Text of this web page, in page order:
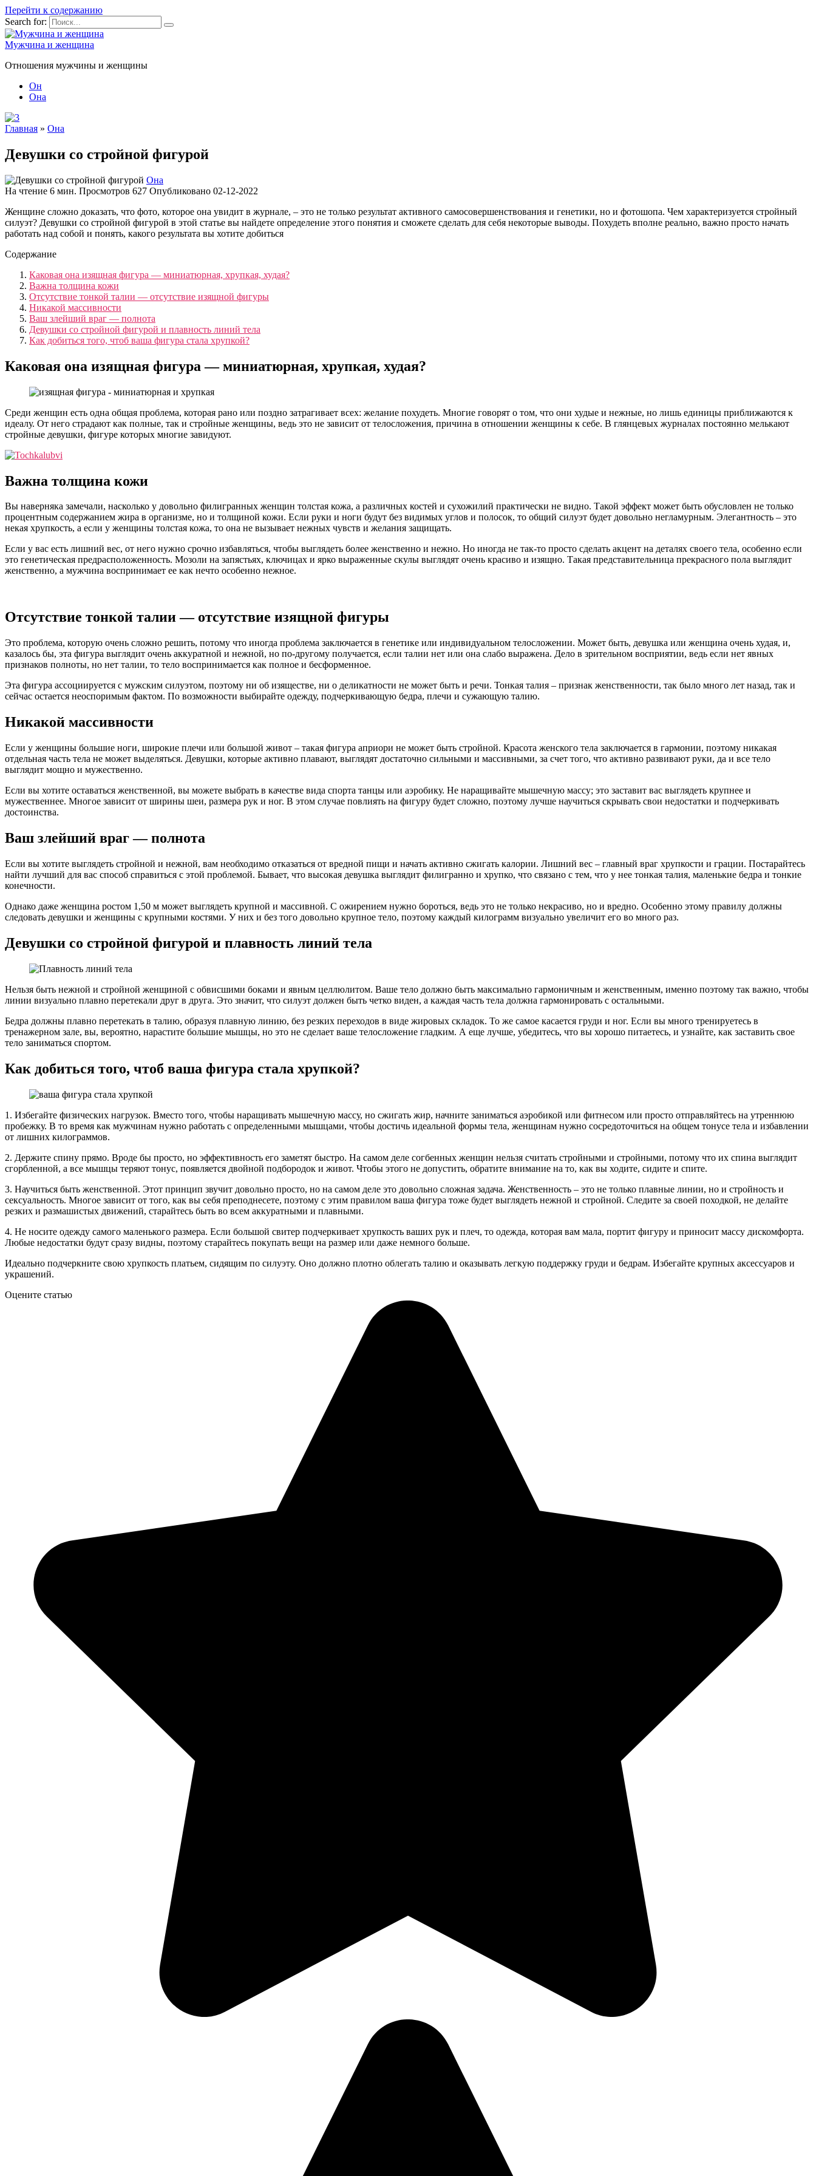
Перейти к содержанию
Search for:
Мужчина и женщина
Отношения мужчины и женщины
Он
Она
Главная » Она
Девушки со стройной фигурой
Она
На чтение 6 мин. Просмотров 627 Опубликовано 02-12-2022
Женщине сложно доказать, что фото, которое она увидит в журнале, – это не только результат активного самосовершенствования и генетики, но и фотошопа. Чем характеризуется стройный
силуэт? Девушки со стройной фигурой в этой статье вы найдете определение этого понятия и сможете сделать для себя некоторые выводы. Похудеть вполне реально, важно просто начать
работать над собой и понять, какого результата вы хотите добиться
Содержание
Каковая она изящная фигура — миниатюрная, хрупкая, худая?
Важна толщина кожи
Отсутствие тонкой талии — отсутствие изящной фигуры
Никакой массивности
Ваш злейший враг — полнота
Девушки со стройной фигурой и плавность линий тела
Как добиться того, чтоб ваша фигура стала хрупкой?
Каковая она изящная фигура — миниатюрная, хрупкая, худая?
Среди женщин есть одна общая проблема, которая рано или поздно затрагивает всех: желание похудеть. Многие говорят о том, что они худые и нежные, но лишь единицы приближаются к
идеалу. От него страдают как полные, так и стройные женщины, ведь это не зависит от телосложения, причина в отношении женщины к себе. В глянцевых журналах постоянно мелькают
стройные девушки, фигуре которых многие завидуют.
Важна толщина кожи
Вы наверняка замечали, насколько у довольно филигранных женщин толстая кожа, а различных костей и сухожилий практически не видно. Такой эффект может быть обусловлен не только
процентным содержанием жира в организме, но и толщиной кожи. Если руки и ноги будут без видимых углов и полосок, то общий силуэт будет довольно негламурным. Элегантность – это
некая хрупкость, а если у женщины толстая кожа, то она не вызывает нежных чувств и желания защищать.
Если у вас есть лишний вес, от него нужно срочно избавляться, чтобы выглядеть более женственно и нежно. Но иногда не так-то просто сделать акцент на деталях своего тела, особенно если
это генетическая предрасположенность. Мозоли на запястьях, ключицах и ярко выраженные скулы выглядят очень красиво и изящно. Такая представительница прекрасного пола выглядит
женственно, а мужчина воспринимает ее как нечто особенно нежное.
Отсутствие тонкой талии — отсутствие изящной фигуры
Это проблема, которую очень сложно решить, потому что иногда проблема заключается в генетике или индивидуальном телосложении. Может быть, девушка или женщина очень худая, и,
казалось бы, эта фигура выглядит очень аккуратной и нежной, но по-другому получается, если талии нет или она слабо выражена. Дело в зрительном восприятии, ведь если нет явных
признаков полноты, но нет талии, то тело воспринимается как полное и бесформенное.
Эта фигура ассоциируется с мужским силуэтом, поэтому ни об изяществе, ни о деликатности не может быть и речи. Тонкая талия – признак женственности, так было много лет назад, так и
сейчас остается неоспоримым фактом. По возможности выбирайте одежду, подчеркивающую бедра, плечи и сужающую талию.
Никакой массивности
Если у женщины большие ноги, широкие плечи или большой живот – такая фигура априори не может быть стройной. Красота женского тела заключается в гармонии, поэтому никакая
отдельная часть тела не может выделяться. Девушки, которые активно плавают, выглядят достаточно сильными и массивными, за счет того, что активно развивают руки, да и все тело
выглядит мощно и мужественно.
Если вы хотите оставаться женственной, вы можете выбрать в качестве вида спорта танцы или аэробику. Не наращивайте мышечную массу; это заставит вас выглядеть крупнее и
мужественнее. Многое зависит от ширины шеи, размера рук и ног. В этом случае повлиять на фигуру будет сложно, поэтому лучше научиться скрывать свои недостатки и подчеркивать
достоинства.
Ваш злейший враг — полнота
Если вы хотите выглядеть стройной и нежной, вам необходимо отказаться от вредной пищи и начать активно сжигать калории. Лишний вес – главный враг хрупкости и грации. Постарайтесь
найти лучший для вас способ справиться с этой проблемой. Бывает, что высокая девушка выглядит филигранно и хрупко, что связано с тем, что у нее тонкая талия, маленькие бедра и тонкие
конечности.
Однако даже женщина ростом 1,50 м может выглядеть крупной и массивной. С ожирением нужно бороться, ведь это не только некрасиво, но и вредно. Особенно этому правилу должны
следовать девушки и женщины с крупными костями. У них и без того довольно крупное тело, поэтому каждый килограмм визуально увеличит его во много раз.
Девушки со стройной фигурой и плавность линий тела
Нельзя быть нежной и стройной женщиной с обвисшими боками и явным целлюлитом. Ваше тело должно быть максимально гармоничным и женственным, именно поэтому так важно, чтобы
линии визуально плавно перетекали друг в друга. Это значит, что силуэт должен быть четко виден, а каждая часть тела должна гармонировать с остальными.
Бедра должны плавно перетекать в талию, образуя плавную линию, без резких переходов в виде жировых складок. То же самое касается груди и ног. Если вы много тренируетесь в
тренажерном зале, вы, вероятно, нарастите большие мышцы, но это не сделает ваше телосложение гладким. А еще лучше, убедитесь, что вы хорошо питаетесь, и узнайте, как заставить свое
тело заниматься спортом.
Как добиться того, чтоб ваша фигура стала хрупкой?
1. Избегайте физических нагрузок. Вместо того, чтобы наращивать мышечную массу, но сжигать жир, начните заниматься аэробикой или фитнесом или просто отправляйтесь на утреннюю
пробежку. В то время как мужчинам нужно работать с определенными мышцами, чтобы достичь идеальной формы тела, женщинам нужно сосредоточиться на общем тонусе тела и избавлении
от лишних килограммов.
2. Держите спину прямо. Вроде бы просто, но эффективность его заметят быстро. На самом деле согбенных женщин нельзя считать стройными и стройными, потому что их спина выглядит
сгорбленной, а все мышцы теряют тонус, появляется двойной подбородок и живот. Чтобы этого не допустить, обратите внимание на то, как вы ходите, сидите и спите.
3. Научиться быть женственной. Этот принцип звучит довольно просто, но на самом деле это довольно сложная задача. Женственность – это не только плавные линии, но и стройность и
сексуальность. Многое зависит от того, как вы себя преподнесете, поэтому с этим правилом ваша фигура тоже будет выглядеть нежной и стройной. Следите за своей походкой, не делайте
резких и размашистых движений, старайтесь быть во всем аккуратными и плавными.
4. Не носите одежду самого маленького размера. Если большой свитер подчеркивает хрупкость ваших рук и плеч, то одежда, которая вам мала, портит фигуру и приносит массу дискомфорта.
Любые недостатки будут сразу видны, поэтому старайтесь покупать вещи на размер или даже немного больше.
Идеально подчеркните свою хрупкость платьем, сидящим по силуэту. Оно должно плотно облегать талию и оказывать легкую поддержку груди и бедрам. Избегайте крупных аксессуаров и
украшений.
Оцените статью